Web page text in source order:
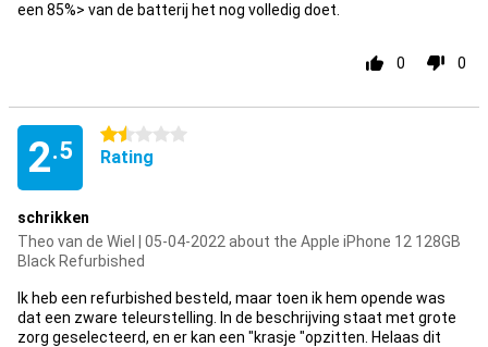
een 85%> van de batterij het nog volledig doet.
0 0
2.5
1.5 stars
Rating
schrikken
Theo van de Wiel | 05-04-2022 about the Apple iPhone 12 128GB
Black Refurbished
Ik heb een refurbished besteld, maar toen ik hem opende was
dat een zware teleurstelling. In de beschrijving staat met grote
zorg geselecteerd, en er kan een "krasje "opzitten. Helaas dit